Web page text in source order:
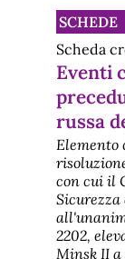
nucleari
40
il paes
[disarmo]
PeaceLink
https://
Elenco
2026 E'
l'esistenza
nella
Pordenone
legittimità
nucleari in
[disarmo]
Safe per
SCHEDE
Scheda
Eventi
russa
Elemento
con cui il
2202,
Minsk II a